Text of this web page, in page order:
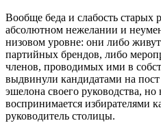
Вообще беда и слабость старых
абсолютном нежелании и
низовом уровне: они либо
партийных брендов, либо
членов, проводимых ими в
выдвинули кандидатами на
эшелона своего руководства,
воспринимается избирателями
руководитель столицы.